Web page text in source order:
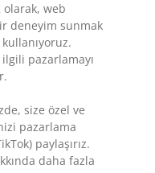
olarak, web
deneyim sunmak
pazarlamayı
size özel ve
pazarlama
paylaşırız.
daha fazla